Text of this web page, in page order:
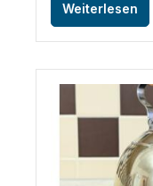
Weiterlesen